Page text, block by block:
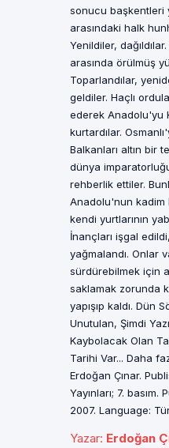
sonucu başkentleri
arasındaki halk
Yenildiler,
arasında örülmüş
Toparlandılar,
geldiler. Haçlı
ederek Anadolu'yu
kurtardılar.
Balkanları altın bir
dünya
rehberlik ettiler.
Anadolu'nun kadim
kendi yurtlarının
İnançları işgal
yağmalandı. Onlar
sürdürebilmek için
saklamak zorunda
yapışıp kaldı. Dün
Unutulan, Şimdi
Kaybolacak Olan
Tarihi Var... Daha
Erdoğan Çınar.
Yayınları; 7.
2007. Language:
Yazar: Erdoğan